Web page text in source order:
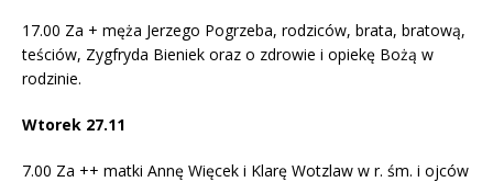
17.00 Za + męża Jerzego Pogrzeba, rodziców, brata, bratową,
teściów, Zygfryda Bieniek oraz o zdrowie i opiekę Bożą w
rodzinie.
Wtorek 27.11
7.00 Za ++ matki Annę Więcek i Klarę Wotzlaw w r. śm. i ojców